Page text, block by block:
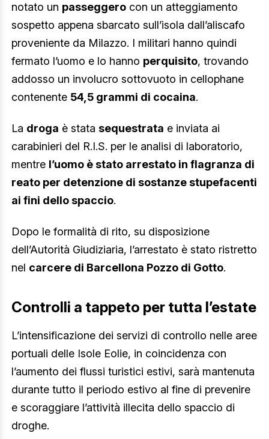
notato un passeggero con un atteggiamento
sospetto appena sbarcato sull’isola dall’aliscafo
proveniente da Milazzo. I militari hanno quindi
fermato l’uomo e lo hanno perquisito, trovando
addosso un involucro sottovuoto in cellophane
contenente 54,5 grammi di cocaina.
La droga è stata sequestrata e inviata ai
carabinieri del R.I.S. per le analisi di laboratorio,
mentre l’uomo è stato arrestato in flagranza di
reato per detenzione di sostanze stupefacenti
ai fini dello spaccio.
Dopo le formalità di rito, su disposizione
dell’Autorità Giudiziaria, l’arrestato è stato ristretto
nel carcere di Barcellona Pozzo di Gotto.
Controlli a tappeto per tutta l’estate
L’intensificazione dei servizi di controllo nelle aree
portuali delle Isole Eolie, in coincidenza con
l’aumento dei flussi turistici estivi, sarà mantenuta
durante tutto il periodo estivo al fine di prevenire
e scoraggiare l’attività illecita dello spaccio di
droghe.